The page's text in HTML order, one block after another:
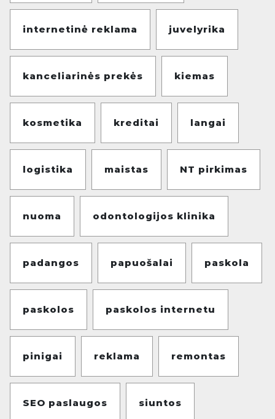
internetinė reklama juvelyrika
kanceliarinės prekės kiemas
kosmetika kreditai langai
logistika maistas NT pirkimas
nuoma odontologijos klinika
padangos papuošalai paskola
paskolos paskolos internetu
pinigai reklama remontas
SEO paslaugos siuntos